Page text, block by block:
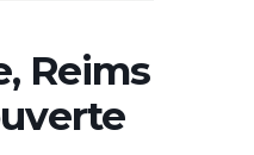
Reims